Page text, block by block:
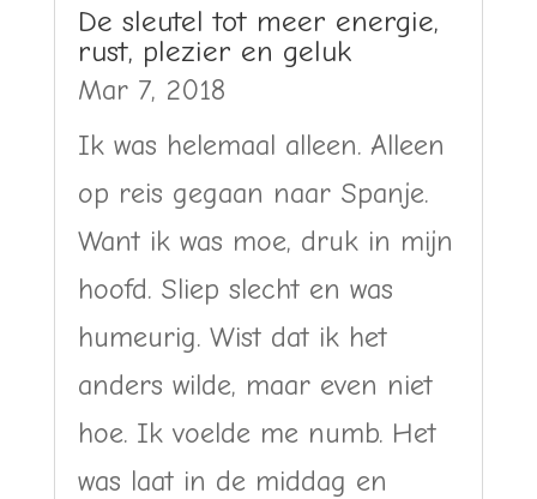
De sleutel tot meer energie,
rust, plezier en geluk
Mar 7, 2018
Ik was helemaal alleen. Alleen
op reis gegaan naar Spanje.
Want ik was moe, druk in mijn
hoofd. Sliep slecht en was
humeurig. Wist dat ik het
anders wilde, maar even niet
hoe. Ik voelde me numb. Het
was laat in de middag en